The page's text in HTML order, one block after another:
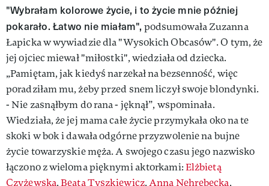
"Wybrałam kolorowe życie, i to życie mnie później
pokarało. Łatwo nie miałam", podsumowała Zuzanna
Łapicka w wywiadzie dla "Wysokich Obcasów". O tym, że
jej ojciec miewał "miłostki", wiedziała od dziecka.
„Pamiętam, jak kiedyś narzekał na bezsenność, więc
poradziłam mu, żeby przed snem liczył swoje blondynki.
- Nie zasnąłbym do rana - jęknął”, wspominała.
Wiedziała, że jej mama całe życie przymykała oko na te
skoki w bok i dawała odgórne przyzwolenie na bujne
życie towarzyskie męża. A swojego czasu jego nazwisko
łączono z wieloma pięknymi aktorkami:Elżbietą
Czyżewską,Beatą Tyszkiewicz,Anną Nehrebecką,